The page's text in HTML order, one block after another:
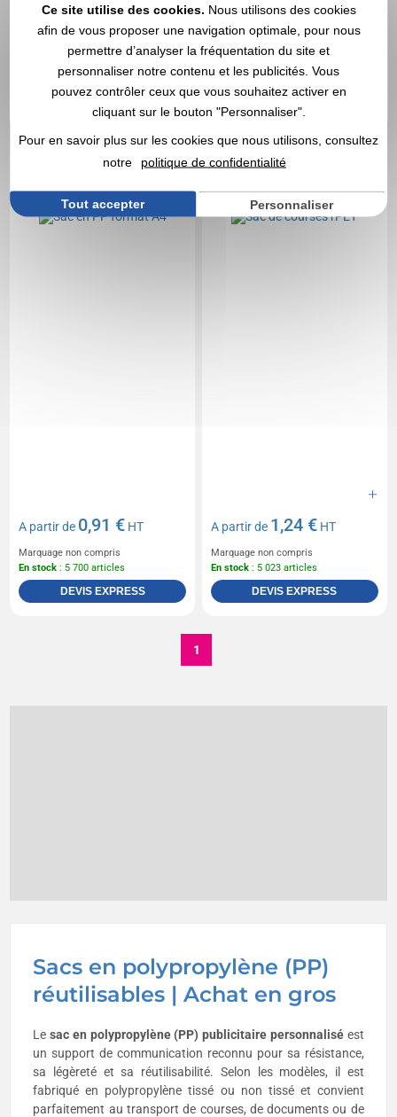
Sacs en polypropylène (PP)
réutilisables | Achat en gros
Lesac en polypropylène (PP) publicitaire personnalisé est
un support de communication reconnu pour sa résistance,
sa légèreté et sa réutilisabilité. Selon les modèles, il est
fabriqué en polypropylène tissé ou non tissé et convient
parfaitement au transport de courses, de documents ou de
2,16 € HT
Marquage compris
DEVIS EXPRESS
A partir de 2,22 €
Marquage compris
DEVIS EXPRESS
Sac en PP format A4
A partir de 0,91 € HT
Marquage non compris
En stock : 5 700 articles
DEVIS EXPRESS
A partir de 1,24 € HT
Marquage non compris
En stock : 5 023 articles
DEVIS EXPRESS
1
Ce site utilise des cookies. Nous utilisons des cookies
afin de vous proposer une navigation optimale, pour nous
permettre d’analyser la fréquentation du site et
personnaliser notre contenu et les publicités. Vous
pouvez contrôler ceux que vous souhaitez activer en
cliquant sur le bouton "Personnaliser".
Pour en savoir plus sur les cookies que nous utilisons, consultez
notre
politique de confidentialité
Tout accepter Personnaliser